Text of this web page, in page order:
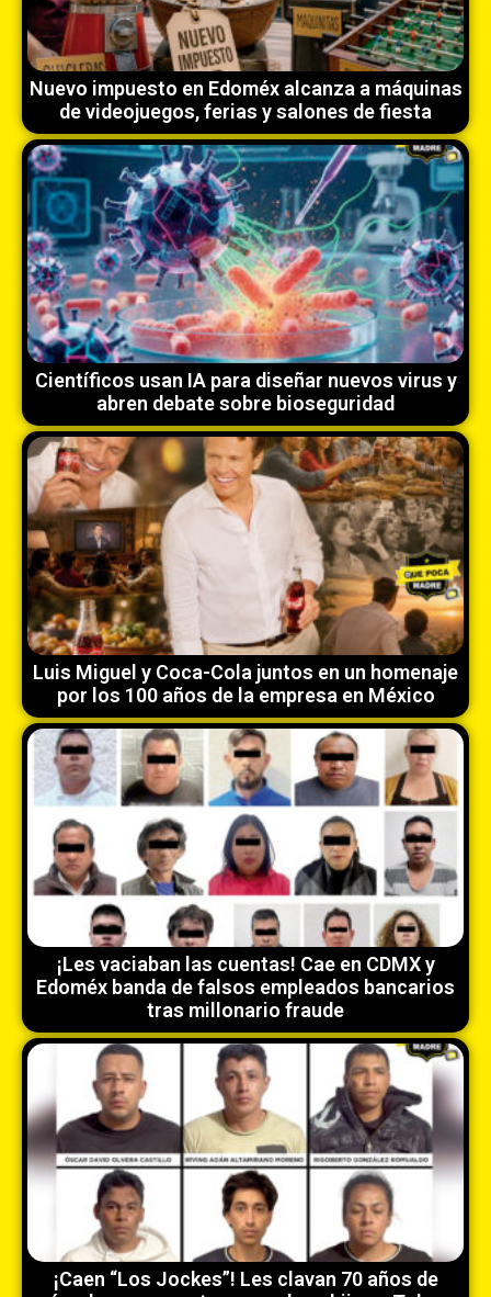
Nuevo impuesto en Edoméx alcanza a máquinas
de videojuegos, ferias y salones de fiesta
Científicos usan IA para diseñar nuevos virus y
abren debate sobre bioseguridad
Luis Miguel y Coca-Cola juntos en un homenaje
por los 100 años de la empresa en México
¡Les vaciaban las cuentas! Cae en CDMX y
Edoméx banda de falsos empleados bancarios
tras millonario fraude
¡Caen “Los Jockes”! Les clavan 70 años de